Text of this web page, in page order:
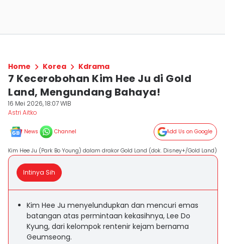
Home Korea Kdrama
7 Kecerobohan Kim Hee Ju di Gold
Land, Mengundang Bahaya!
16 Mei 2026, 18:07 WIB
Astri Aitko
News Channel Add Us on Google
Kim Hee Ju (Park Bo Young) dalam drakor Gold Land (dok. Disney+/Gold Land)
Intinya Sih
Kim Hee Ju menyelundupkan dan mencuri emas
batangan atas permintaan kekasihnya, Lee Do
Kyung, dari kelompok rentenir kejam bernama
Geumseong.